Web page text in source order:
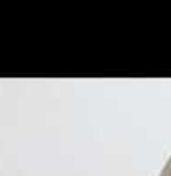
im europäischen
damals, innerhalb